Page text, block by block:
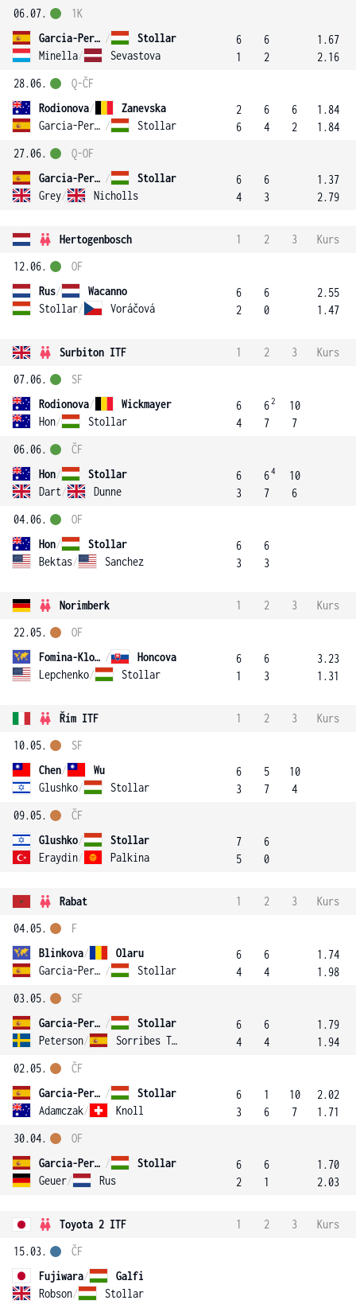
06.07.
Garcia-Perez /
Stollar
Minella/ Sevastova
1K
6
1
6
2
1.67
2.16
28.06.
Rodionova/
Zanevska
Garcia-Perez / Stollar
Q-ČF
2
6
6
4
6
2
1.84
1.84
27.06.
Garcia-Perez /
Stollar
Grey/ Nicholls
Q-OF
6
4
6
3
1.37
2.79
Hertogenbosch 1 2 3
Kurs
12.06.
Rus/
Wacanno
Stollar/ Voráčová
OF
6
2
6
0
2.55
1.47
Surbiton ITF 1 2 3
Kurs
07.06.
Rodionova/
Wickmayer
Hon/ Stollar
SF
6
4
62
7
10
7
06.06.
Hon/
Stollar
Dart/ Dunne
ČF
6
3
64
7
10
6
04.06.
Hon/
Stollar
Bektas/ Sanchez
OF
6
3
6
3
Norimberk 1 2 3
Kurs
22.05.
Fomina-Klotz /
Honcova
Lepchenko/ Stollar
OF
6
1
6
3
3.23
1.31
Řím ITF 1 2 3
Kurs
10.05.
Chen/
Wu
Glushko/ Stollar
SF
6
3
5
7
10
4
09.05.
Glushko/
Stollar
Eraydin/ Palkina
ČF
7
5
6
0
Rabat 1 2 3
Kurs
04.05.
Blinkova/
Olaru
Garcia-Perez / Stollar
F
6
4
6
4
1.74
1.98
03.05.
Garcia-Perez /
Stollar
Peterson/ Sorribes Tormo
SF
6
4
6
4
1.79
1.94
02.05.
Garcia-Perez /
Stollar
Adamczak/ Knoll
ČF
6
3
1
6
10
7
2.02
1.71
30.04.
Garcia-Perez /
Stollar
Geuer/ Rus
OF
6
2
6
1
1.70
2.03
Toyota 2 ITF 1 2 3
Kurs
15.03.
Fujiwara/
Galfi
Robson/ Stollar
ČF